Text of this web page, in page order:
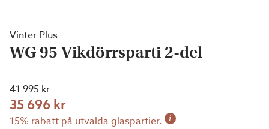
Vinter Plus
WG 95 Vikdörrsparti 2-del
41 995 kr
35 696 kr
15% rabatt på utvalda glaspartier. i